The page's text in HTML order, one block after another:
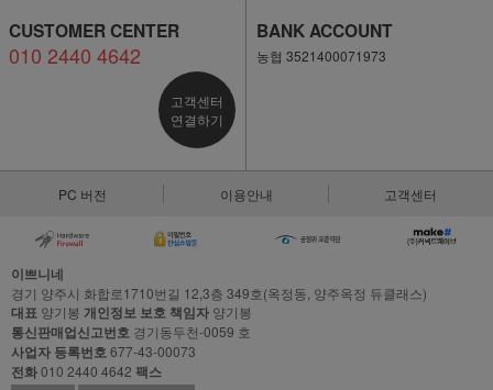
CUSTOMER CENTER
010 2440 4642
고객센터
연결하기
BANK ACCOUNT
농협 3521400071973
PC 버전 이용안내 고객센터
이쁘니네
경기 양주시 화합로1710번길 12,3층 349호(옥정동, 양주옥정 듀클래스)
대표 양기봉 개인정보 보호 책임자 양기봉
통신판매업신고번호 경기동두천-0059 호
사업자 등록번호677-43-00073
전화010 2440 4642 팩스